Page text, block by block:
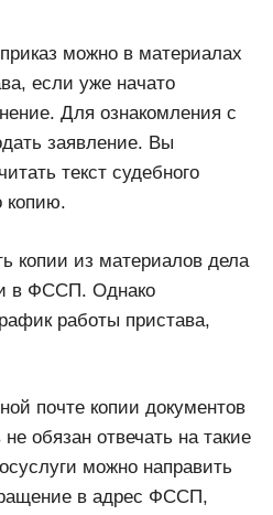
можно в материалах
если уже начато
Для ознакомления с
заявление. Вы
текст судебного
копию.
копии из материалов дела
в ФССП. Однако
работы пристава,
почте копии документов
обязан отвечать на такие
можно направить
в адрес ФССП,